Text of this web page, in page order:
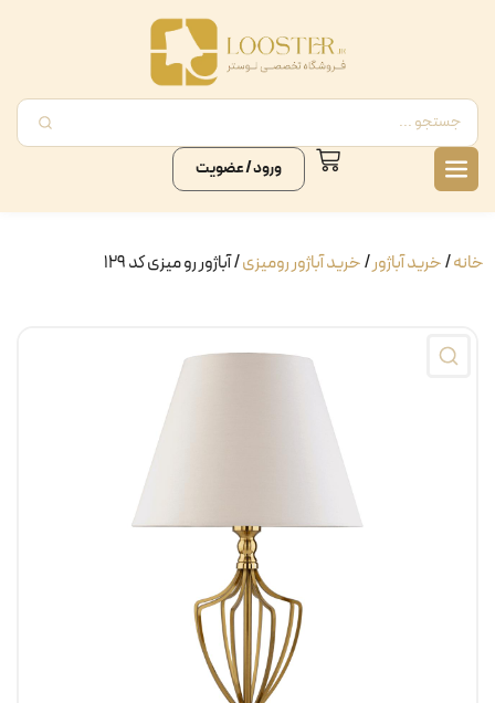
ورود / عضویت
خانه/خرید آباژور/خرید آباژور رومیزی/ آباژور رو میزی کد ۱۲۹